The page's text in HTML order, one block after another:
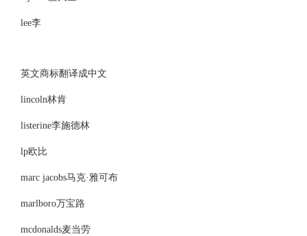
lee李
英文商标翻译成中文
lincoln林肯
listerine李施德林
lp欧比
marc jacobs马克·雅可布
marlboro万宝路
mcdonalds麦当劳